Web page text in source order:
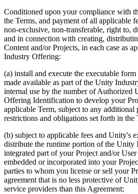
Conditioned upon your compliance with
the Terms, and payment of all applicable
non-exclusive, non-transferable, right to,
and in connection with creating,
Content and/or Projects, in each case as
Industry Offering:
(a) install and execute the executable
made available as part of the Unity
internal use by the number of Authorized
Offering Identification to develop your
applicable Term, subject to any additional
restrictions and obligations set forth in the
(b) subject to applicable fees and Unity's
distribute the runtime portion of the Unity
integrated part of your Project and/or
embedded or incorporated into your
parties to whom you license or sell your
agreement that is no less protective of
service providers than this Agreement;